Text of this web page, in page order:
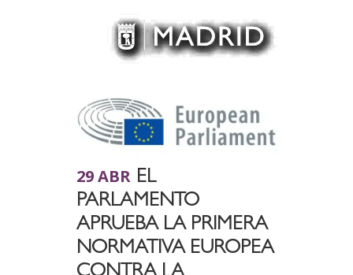
29 ABR EL
PARLAMENTO
APRUEBA LA PRIMERA
NORMATIVA EUROPEA